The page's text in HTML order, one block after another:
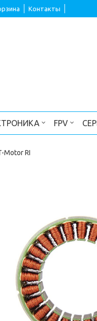
Контакты
FPV
Motor RI